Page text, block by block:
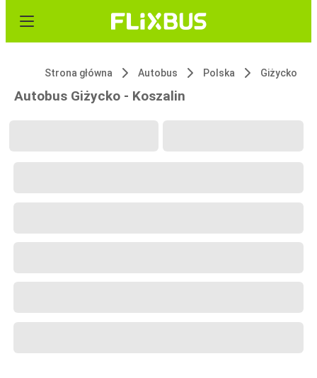
Strona główna Autobus Polska Giżycko
Autobus Giżycko - Koszalin